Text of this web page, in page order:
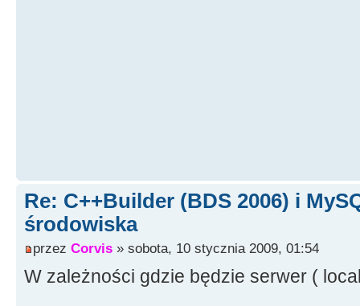
Re: C++Builder (BDS 2006) i
środowiska
przez Corvis » sobota, 10 stycznia 2009, 01:54
W zależności gdzie będzie serwer (